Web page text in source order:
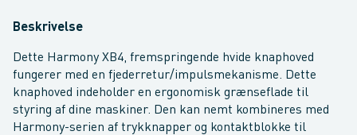
Beskrivelse
Dette Harmony XB4, fremspringende hvide knaphoved
fungerer med en fjederretur/impulsmekanisme. Dette
knaphoved indeholder en ergonomisk grænseflade til
styring af dine maskiner. Den kan nemt kombineres med
Harmony-serien af trykknapper og kontaktblokke til